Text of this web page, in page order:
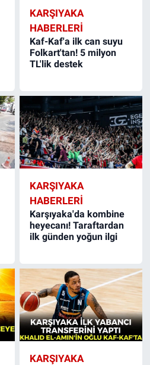
KARŞIYAKA
HABERLERI
Kaf-Kaf'a ilk can suyu
Folkart'tan! 5 milyon
TL'lik destek
KARŞIYAKA
HABERLERI
Karşıyaka'da kombine
heyecanı! Taraftardan
ilk günden yoğun ilgi
KARŞIYAKA